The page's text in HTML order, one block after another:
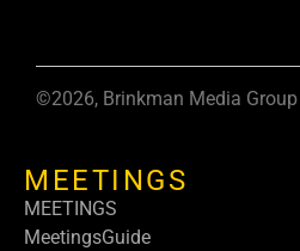
©2026, Brinkman Media Group
MEETINGS
MEETINGS
MeetingsGuide